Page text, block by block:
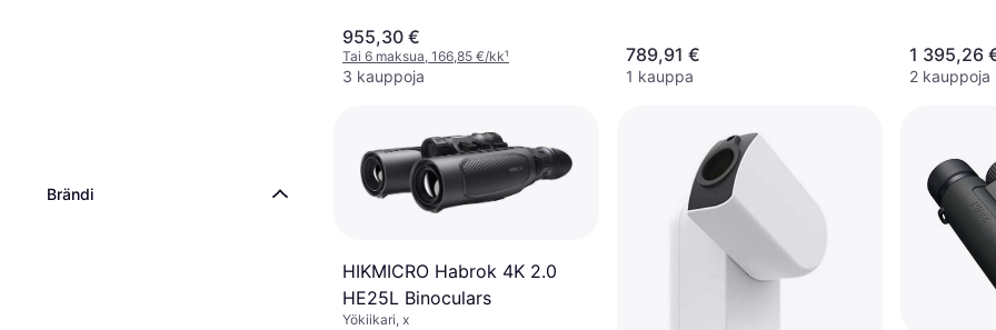
Brändi
955,30 €
Tai 6 maksua, 166,85 €/kk¹
3 kauppoja
789,91 €
1 kauppa
1 395,26
2 kauppoja
HIKMICRO Habrok 4K 2.0
HE25L Binoculars
Yökiikari, x